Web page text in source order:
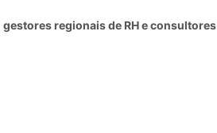
gestores regionais de RH e consultores